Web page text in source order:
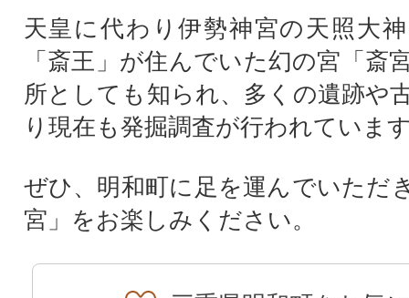
天皇に代わり伊勢神宮の天照大
「斎王」が住んでいた幻の宮「斎
所としても知られ、多くの遺跡や
り現在も発掘調査が行われていま
ぜひ、明和町に足を運んでいただ
宮」をお楽しみください。